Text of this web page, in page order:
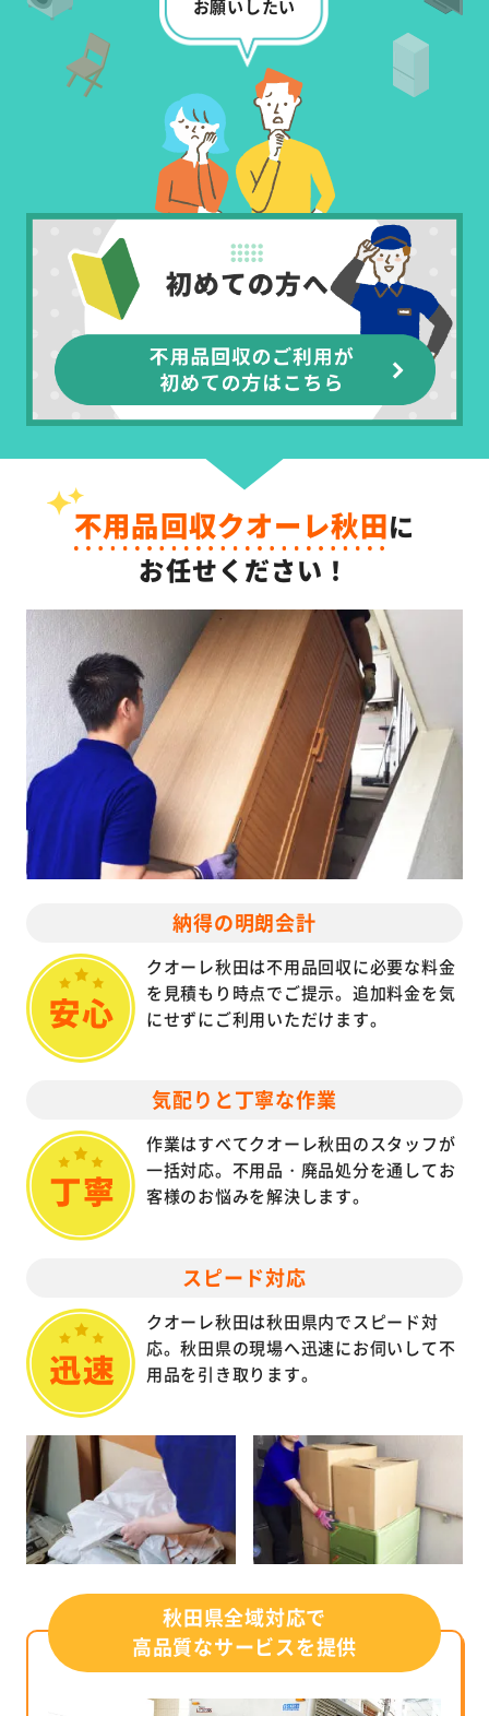
お願いしたい
不用品回収クオーレ秋田に
お任せください！
納得の明朗会計
クオーレ秋田は不用品回収に必要な料金
を見積もり時点でご提示。追加料金を気
にせずにご利用いただけます。
気配りと丁寧な作業
作業はすべてクオーレ秋田のスタッフが
一括対応。不用品・廃品処分を通してお
客様のお悩みを解決します。
スピード対応
クオーレ秋田は秋田県内でスピード対
応。秋田県の現場へ迅速にお伺いして不
用品を引き取ります。
秋田県全域対応で
高品質なサービスを提供